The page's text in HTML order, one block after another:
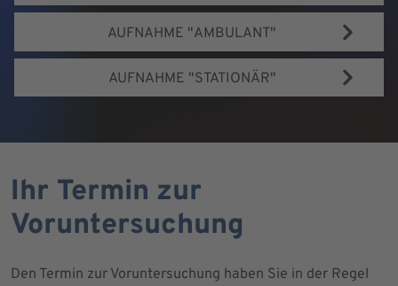
AUFNAHME "AMBULANT"
AUFNAHME "STATIONÄR"
Ihr Termin zur
Voruntersuchung
Den Termin zur Voruntersuchung haben Sie in der Regel